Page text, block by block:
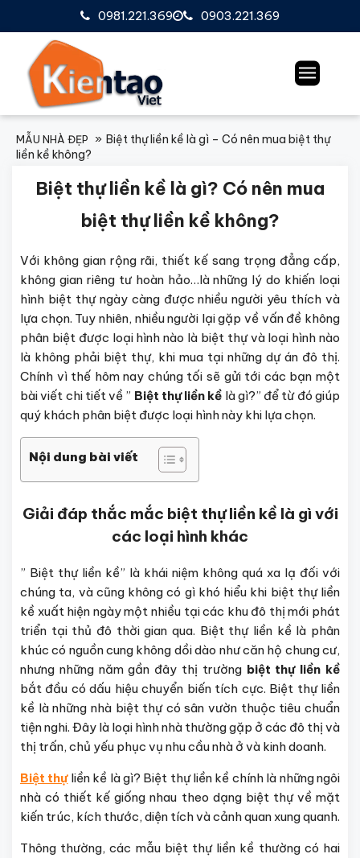
0903.221.369
0981.221.369
MẪU NHÀ ĐẸP
Biệt thự liền kề là gì – Có nên mua biệt thự
liền kề không?
Biệt thự liền kề là gì? Có nên mua
biệt thự liền kề không?
Với không gian rộng rãi, thiết kế sang trọng đẳng cấp,
không gian riêng tư hoàn hảo…là những lý do khiến loại
hình biệt thự ngày càng được nhiều người yêu thích và
lựa chọn. Tuy nhiên, nhiều người lại gặp về vấn đề không
phân biệt được loại hình nào là biệt thự và loại hình nào
là không phải biệt thự, khi mua tại những dự án đô thị.
Chính vì thế hôm nay chúng tối sẽ gửi tới các bạn một
bài viết chi tiết về ” Biệt thự liền kề là gì?” để từ đó giúp
quý khách phân biệt được loại hình này khi lựa chọn.
Nội dung bài viết
Giải đáp thắc mắc biệt thự liền kề là gì với
các loại hình khác
” Biệt thự liền kề” là khái niệm không quá xa lạ đối với
chúng ta, và cũng không có gì khó hiểu khi biệt thự liền
kề xuất hiện ngày một nhiều tại các khu đô thị mới phát
triển tại thủ đô thời gian qua. Biệt thự liền kề là phân
khúc có nguồn cung không dồi dào như căn hộ chung cư,
nhưng những năm gần đây thị trường biệt thự liền kề
bắt đầu có dấu hiệu chuyển biến tích cực. Biệt thự liền
kề là những nhà biệt thự có sân vườn thuộc tiêu chuẩn
tiện nghi. Đây là loại hình nhà thường gặp ở các đô thị và
thị trấn, chủ yếu phục vụ nhu cầu nhà ở và kinh doanh.
Biệt thựliền kề là gì? Biệt thự liền kề chính là những ngôi
nhà có thiết kế giống nhau theo dạng biệt thự về mặt
kiến trúc, kích thước, diện tích và cảnh quan xung quanh.
Thông thường, các mẫu biệt thự liền kề thường có hai